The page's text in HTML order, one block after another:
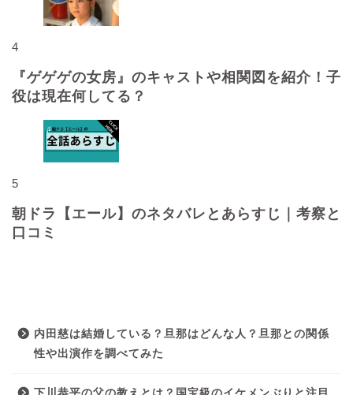
4
『ゲゲゲの女房』のキャストや相関図を紹介！子
役は現在何してる？
5
朝ドラ【エール】のネタバレとあらすじ｜考察と
口コミ
内田慈は結婚している？旦那はどんな人？旦那との関係
性や出演作を調べてみた